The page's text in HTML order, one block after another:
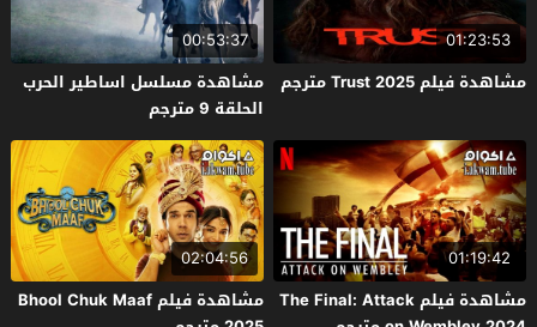
01:23:53
مشاهدة فيلم Trust 2025 مترجم
00:53:37
مشاهدة مسلسل اساطير الحرب
الحلقة 9 مترجم
01:19:42
مشاهدة فيلم The Final: Attack
02:04:56
مشاهدة فيلم Bhool Chuk Maaf